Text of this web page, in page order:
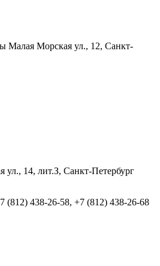
Малая Морская ул., 12, Санкт-
ул., 14, лит.З, Санкт-Петербург
(812) 438-26-58, +7 (812) 438-26-68